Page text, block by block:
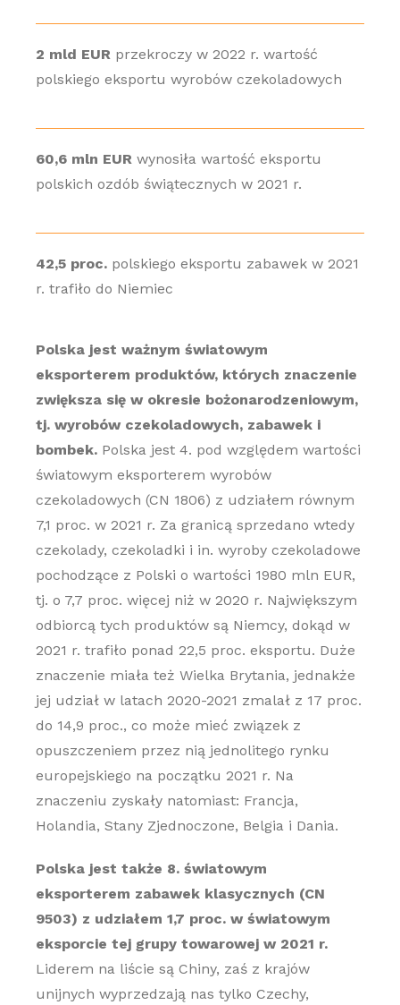
2 mld EURprzekroczy w 2022 r. wartość
polskiego eksportu wyrobów czekoladowych
60,6 mln EURwynosiła wartość eksportu
polskich ozdób świątecznych w 2021 r.
42,5 proc.polskiego eksportu zabawek w 2021
r. trafiło do Niemiec
Polska jest ważnym światowym
eksporterem produktów, których znaczenie
zwiększa się w okresie bożonarodzeniowym,
tj. wyrobów czekoladowych, zabawek i
bombek.Polska jest 4. pod względem wartości
światowym eksporterem wyrobów
czekoladowych (CN 1806) z udziałem równym
7,1 proc. w 2021 r. Za granicą sprzedano wtedy
czekolady, czekoladki i in. wyroby czekoladowe
pochodzące z Polski o wartości 1980 mln EUR,
tj. o 7,7 proc. więcej niż w 2020 r. Największym
odbiorcą tych produktów są Niemcy, dokąd w
2021 r. trafiło ponad 22,5 proc. eksportu. Duże
znaczenie miała też Wielka Brytania, jednakże
jej udział w latach 2020-2021 zmalał z 17 proc.
do 14,9 proc., co może mieć związek z
opuszczeniem przez nią jednolitego rynku
europejskiego na początku 2021 r. Na
znaczeniu zyskały natomiast: Francja,
Holandia, Stany Zjednoczone, Belgia i Dania.
Polska jest także 8. światowym
eksporterem zabawek klasycznych (CN
9503) z udziałem 1,7 proc. w światowym
eksporcie tej grupy towarowej w 2021 r.
Liderem na liście są Chiny, zaś z krajów
unijnych wyprzedzają nas tylko Czechy,